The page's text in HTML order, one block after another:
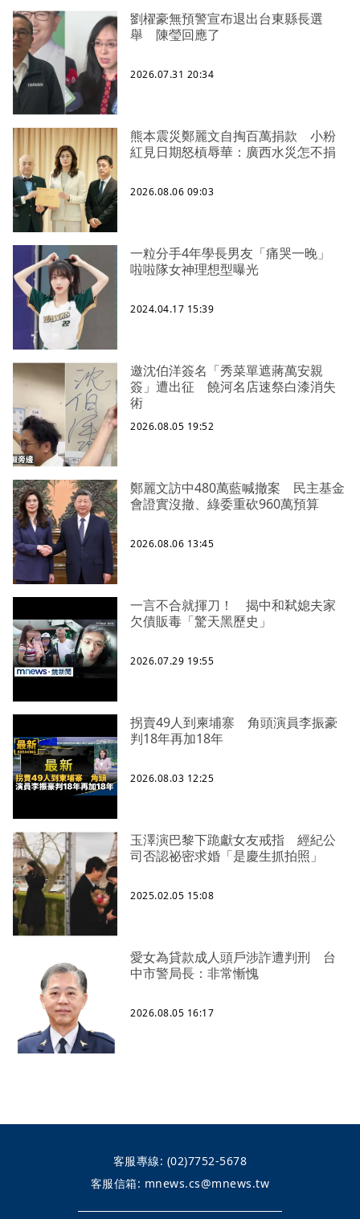
劉櫂豪無預警宣布退出台東縣長選
舉 陳瑩回應了
2026.07.31 20:34
熊本震災鄭麗文自掏百萬捐款 小粉
紅見日期怒槓辱華：廣西水災怎不捐
2026.08.06 09:03
一粒分手4年學長男友「痛哭一晚」
啦啦隊女神理想型曝光
2024.04.17 15:39
邀沈伯洋簽名「秀菜單遮蔣萬安親
簽」遭出征 饒河名店速祭白漆消失
術
2026.08.05 19:52
鄭麗文訪中480萬藍喊撤案 民主基金
會證實沒撤、綠委重砍960萬預算
2026.08.06 13:45
一言不合就揮刀！ 揭中和弒媳夫家
欠債販毒「驚天黑歷史」
2026.07.29 19:55
拐賣49人到柬埔寨 角頭演員李振豪
判18年再加18年
2026.08.03 12:25
玉澤演巴黎下跪獻女友戒指 經紀公
司否認祕密求婚「是慶生抓拍照」
2025.02.05 15:08
愛女為貸款成人頭戶涉詐遭判刑 台
中市警局長：非常慚愧
2026.08.05 16:17
客服專線: (02)7752-5678
客服信箱: mnews.cs@mnews.tw